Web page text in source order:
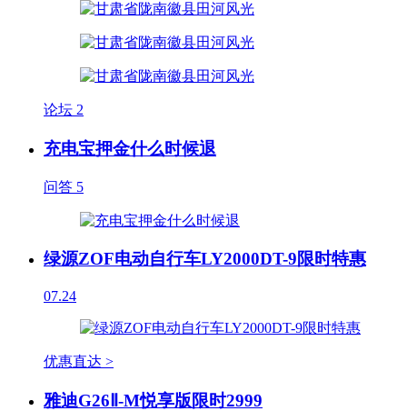
论坛 2
充电宝押金什么时候退
问答 5
绿源ZOF电动自行车LY2000DT-9限时特惠
07.24
优惠直达 >
雅迪G26Ⅱ-M悦享版限时2999